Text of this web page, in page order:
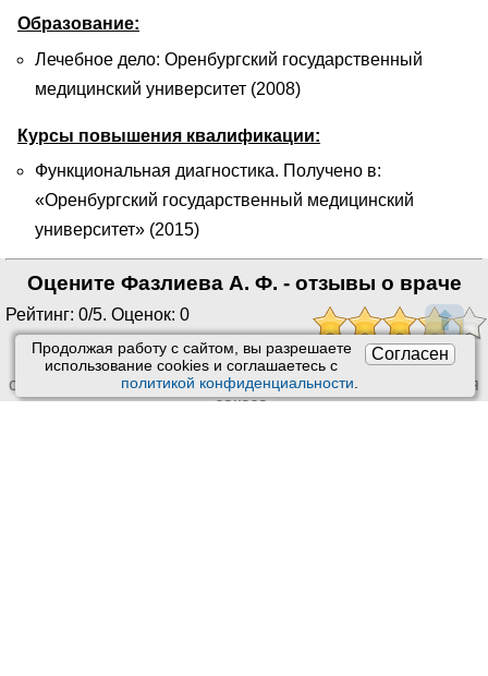
⬆
Согласен
Продолжая работу с сайтом, вы разрешаете
использование сookies и соглашаетесь с
политикой конфиденциальности.
Образование:
Лечебное дело: Оренбургский государственный
медицинский университет (2008)
Курсы повышения квалификации:
Функциональная диагностика. Получено в:
«Оренбургский государственный медицинский
университет» (2015)
Оцените Фазлиева А. Ф. - отзывы о враче
Рейтинг: 0/5. Оценок: 0
Ставить оценки и оставлять
отзывы можно только после приема врача или получения
заказа.